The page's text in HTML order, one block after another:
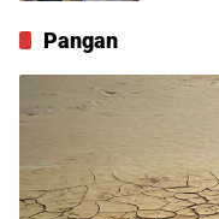
Pangan